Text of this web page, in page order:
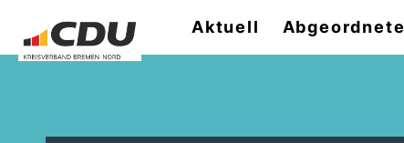
Aktuell Abgeordnete